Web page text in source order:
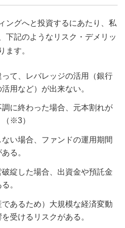
ングへと投資するにあたり、私
下記のようなリスク・デメリッ
ます。
て、レバレッジの活用（銀行
用など）が出来ない。
に終わった場合、元本割れが
※3）
い場合、ファンドの運用期間
る。
綻した場合、出資金や預託金
。
であるため）大規模な経済変動
受けるリスクがある。